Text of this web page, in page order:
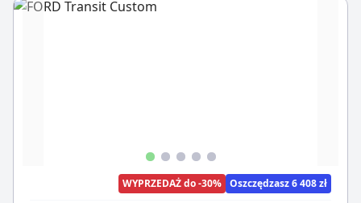
WYPRZEDAŻ do -30% Oszczędzasz 6 408 zł